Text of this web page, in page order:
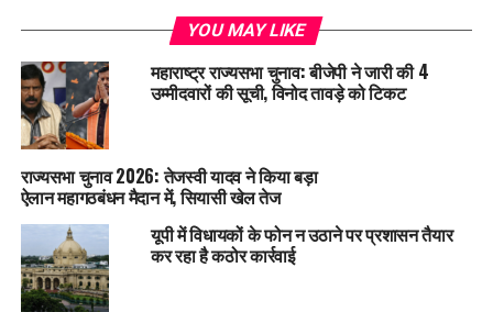
YOU MAY LIKE
महाराष्ट्र राज्यसभा चुनाव: बीजेपी ने जारी की 4
उम्मीदवारों की सूची, विनोद तावड़े को टिकट
राज्यसभा चुनाव 2026: तेजस्वी यादव ने किया बड़ा
ऐलान महागठबंधन मैदान में, सियासी खेल तेज
यूपी में विधायकों के फोन न उठाने पर प्रशासन तैयार
कर रहा है कठोर कार्रवाई